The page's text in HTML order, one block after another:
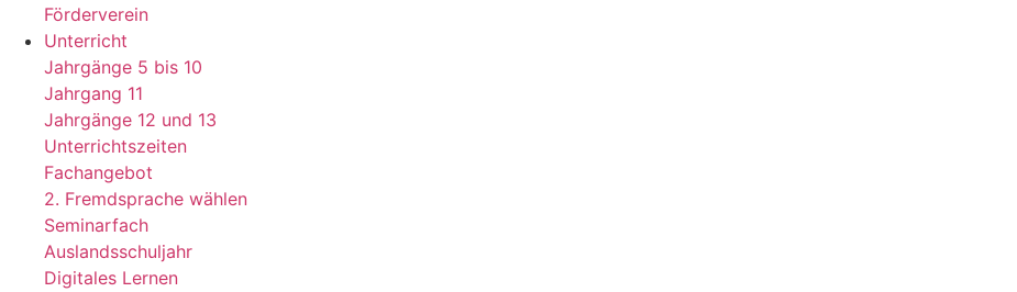
Förderverein
Unterricht
Jahrgänge 5 bis 10
Jahrgang 11
Jahrgänge 12 und 13
Unterrichtszeiten
Fachangebot
2. Fremdsprache wählen
Seminarfach
Auslandsschuljahr
Digitales Lernen